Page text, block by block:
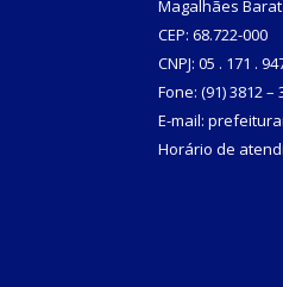
Magalhães
CEP: 68.722-000
CNPJ: 05 . 171 .
Fone: (91) 3812 –
E-mail:
Horário de